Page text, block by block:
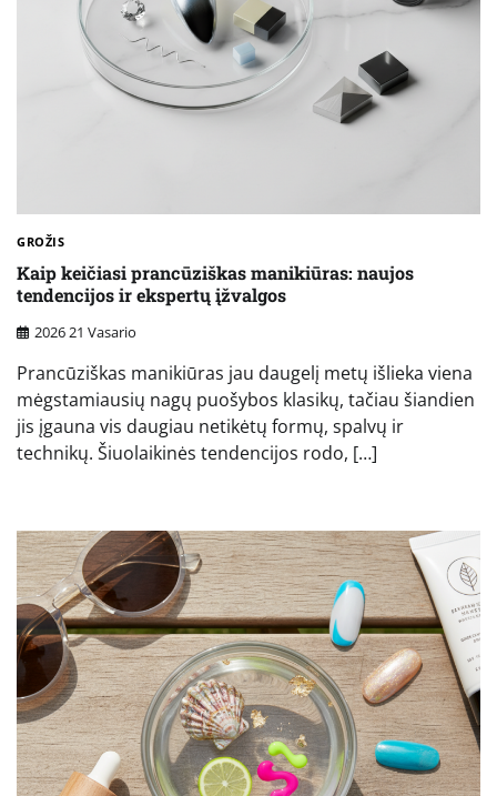
GROŽIS
Kaip keičiasi prancūziškas manikiūras: naujos
tendencijos ir ekspertų įžvalgos
2026 21 Vasario
Prancūziškas manikiūras jau daugelį metų išlieka viena
mėgstamiausių nagų puošybos klasikų, tačiau šiandien
jis įgauna vis daugiau netikėtų formų, spalvų ir
technikų. Šiuolaikinės tendencijos rodo, […]